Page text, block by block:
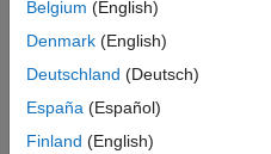
Belgium (English)
Denmark (English)
Deutschland (Deutsch)
España (Español)
Finland (English)
신뢰 센터 등록 상표 개
애플리케이션 상태
© 1994-2026 The MathWorks,